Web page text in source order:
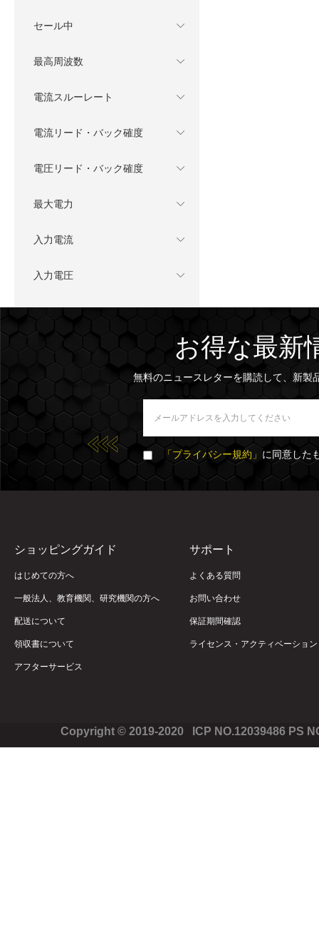
セール中
最高周波数
電流スルーレート
電流リード・バック確度
電圧リード・バック確度
最大電力
入力電流
入力電圧
お得な最新
無料のニュースレターを購読して、新製
「プライバシー規約」 に同意した
ショッピングガイド
はじめての方へ
一般法人、教育機関、研究機関の方へ
配送について
領収書について
アフターサービス
サポート
よくある質問
お問い合わせ
保証期間確認
ライセンス・アクティベーション
Copyright © 2019-2020 ICP NO.12039486 PS